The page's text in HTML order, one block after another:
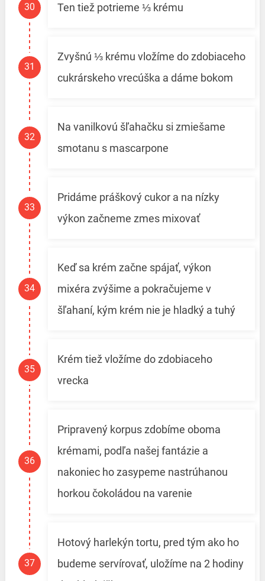
Ten tiež potrieme ⅓ krému
Zvyšnú ⅓ krému vložíme do zdobiaceho
cukrárskeho vrecúška a dáme bokom
Na vanilkovú šľahačku si zmiešame
smotanu s mascarpone
Pridáme práškový cukor a na nízky
výkon začneme zmes mixovať
Keď sa krém začne spájať, výkon
mixéra zvýšime a pokračujeme v
šľahaní, kým krém nie je hladký a tuhý
Krém tiež vložíme do zdobiaceho
vrecka
Pripravený korpus zdobíme oboma
krémami, podľa našej fantázie a
nakoniec ho zasypeme nastrúhanou
horkou čokoládou na varenie
Hotový harlekýn tortu, pred tým ako ho
budeme servírovať, uložíme na 2 hodiny